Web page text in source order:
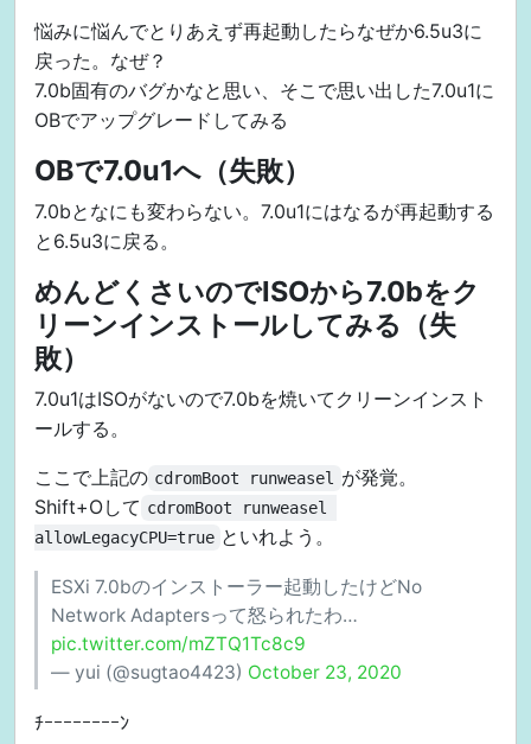
悩みに悩んでとりあえず再起動したらなぜか6.5u3に
戻った。なぜ？
7.0b固有のバグかなと思い、そこで思い出した7.0u1に
OBでアップグレードしてみる
OBで7.0u1へ（失敗）
7.0bとなにも変わらない。7.0u1にはなるが再起動する
と6.5u3に戻る。
めんどくさいのでISOから7.0bをク
リーンインストールしてみる（失
敗）
7.0u1はISOがないので7.0bを焼いてクリーンインスト
ールする。
ここで上記の cdromBoot runweasel
が発覚。
Shift+Oして cdromBoot runweasel
allowLegacyCPU=true といれよう。
ESXi 7.0bのインストーラー起動したけどNo
Network Adaptersって怒られたわ…
pic.twitter.com/mZTQ1Tc8c9
— yui (@sugtao4423) October 23, 2020
ﾁｰｰｰｰｰｰｰｰﾝ